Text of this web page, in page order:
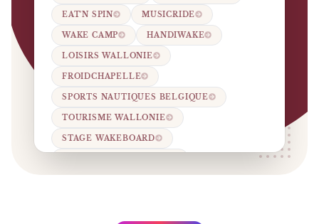
EAT'N SPIN MUSICRIDE
WAKE CAMP HANDIWAKE
LOISIRS WALLONIE
FROIDCHAPELLE
SPORTS NAUTIQUES BELGIQUE
TOURISME WALLONIE
STAGE WAKEBOARD